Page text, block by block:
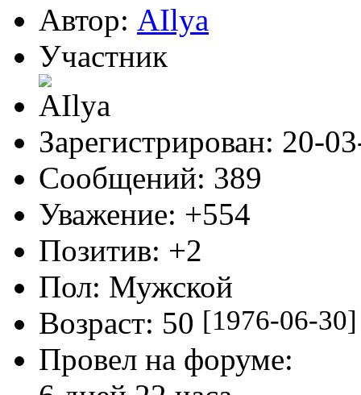
Поделиться929-05-2010
Автор:AIlya
Участник
Зарегистрирован: 20-
Сообщений:389
Уважение: +554